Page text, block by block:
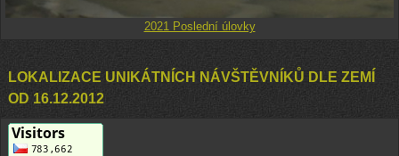
2021 Poslední úlovky
LOKALIZACE UNIKÁTNÍCH NÁVŠTĚVNÍKŮ DLE ZEMÍ
OD 16.12.2012